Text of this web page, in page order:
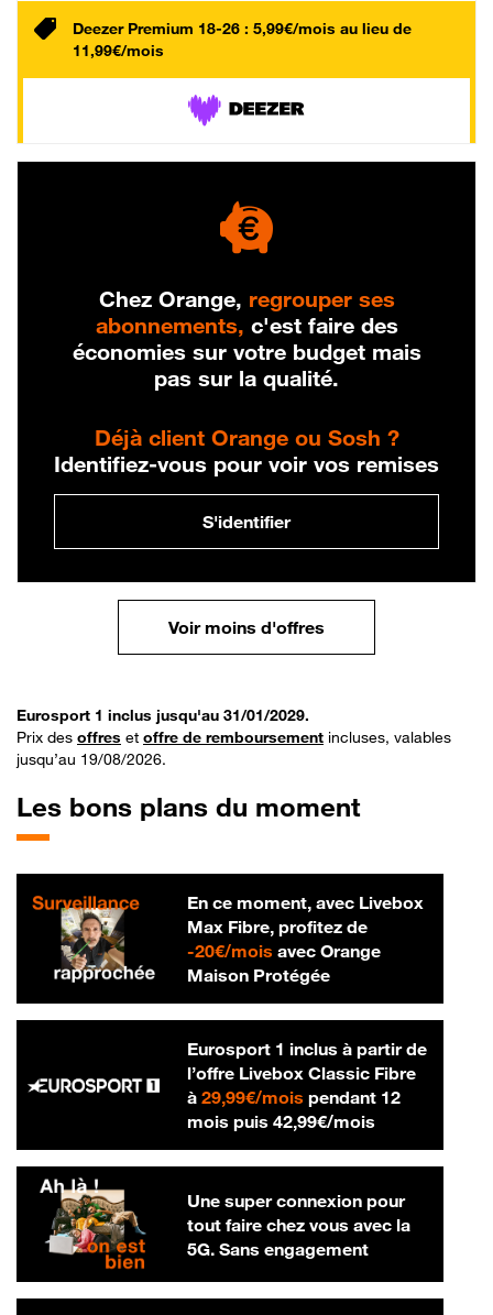
Deezer Premium 18-26 : 5,99€/mois au lieu de
11,99€/mois
Chez Orange, regrouper ses
abonnements, c'est faire des
économies sur votre budget mais
pas sur la qualité.
Déjà client Orange ou Sosh ?
Identifiez-vous pour voir vos remises
S'identifier
Voir moins d'offres
Eurosport 1 inclus jusqu'au 31/01/2029.
Prix des offres et offre de remboursement incluses, valables
jusqu’au 19/08/2026.
Les bons plans du moment
En ce moment, avec Livebox
Max Fibre, profitez de
-20€/mois20 € par mois
avec Orange
Maison Protégée
Eurosport 1 inclus à partir de
l’offre Livebox Classic Fibre
à 29,99€/mois29,99 € par mois
pendant 12
mois puis 42,99€/mois42,99 € par
Une super connexion pour
tout faire chez vous avec la
5G. Sans engagement